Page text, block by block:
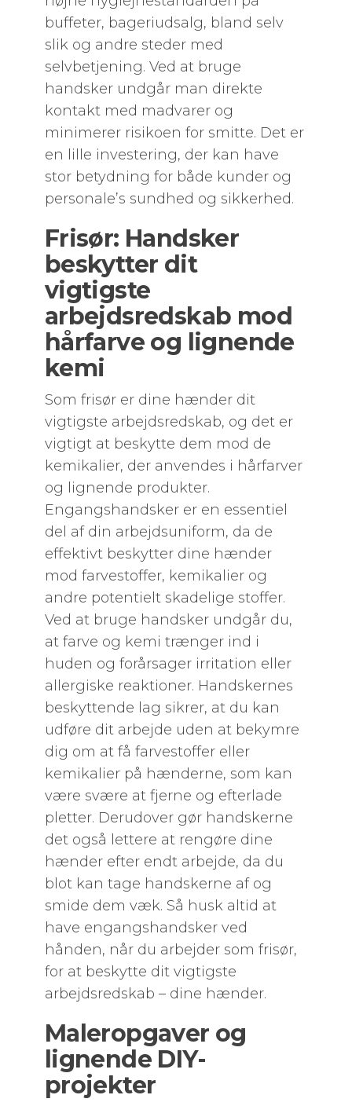
buffeter, bageriudsalg, bland selv
slik og andre steder med
selvbetjening. Ved at bruge
handsker undgår man direkte
kontakt med madvarer og
minimerer risikoen for smitte. Det er
en lille investering, der kan have
stor betydning for både kunder og
personale’s sundhed og sikkerhed.
Frisør: Handsker
beskytter dit
vigtigste
arbejdsredskab mod
hårfarve og lignende
kemi
Som frisør er dine hænder dit
vigtigste arbejdsredskab, og det er
vigtigt at beskytte dem mod de
kemikalier, der anvendes i hårfarver
og lignende produkter.
Engangshandsker er en essentiel
del af din arbejdsuniform, da de
effektivt beskytter dine hænder
mod farvestoffer, kemikalier og
andre potentielt skadelige stoffer.
Ved at bruge handsker undgår du,
at farve og kemi trænger ind i
huden og forårsager irritation eller
allergiske reaktioner. Handskernes
beskyttende lag sikrer, at du kan
udføre dit arbejde uden at bekymre
dig om at få farvestoffer eller
kemikalier på hænderne, som kan
være svære at fjerne og efterlade
pletter. Derudover gør handskerne
det også lettere at rengøre dine
hænder efter endt arbejde, da du
blot kan tage handskerne af og
smide dem væk. Så husk altid at
have engangshandsker ved
hånden, når du arbejder som frisør,
for at beskytte dit vigtigste
arbejdsredskab – dine hænder.
Maleropgaver og
lignende DIY-
projekter